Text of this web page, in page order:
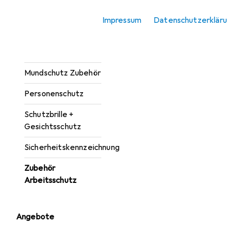
Impressum
Mundschutz Zubehör
Personenschutz
Schutzbrille +
Gesichtsschutz
Sicherheitskennzeichnung
Zubehör
Arbeitsschutz
Angebote